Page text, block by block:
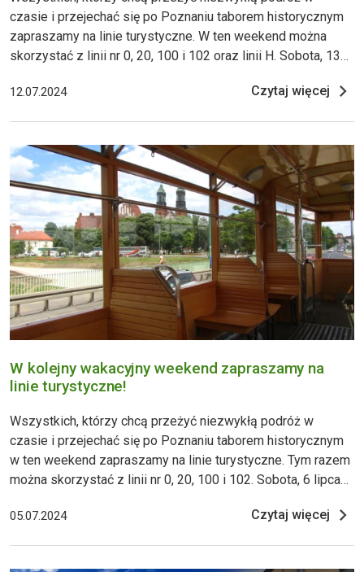
czasie i przejechać się po Poznaniu taborem historycznym
zapraszamy na linie turystyczne. W ten weekend można
skorzystać z linii nr 0, 20, 100 i 102 oraz linii H. Sobota, 13
obsługiwana tramwajem GT6. Do obsługi linii nr 100, którą
12.07.2024 Czytaj więcej
W kolejny wakacyjny weekend zapraszamy na
linie turystyczne!
Wszystkich, którzy chcą przeżyć niezwykłą podróż w
czasie i przejechać się po Poznaniu taborem historycznym
w ten weekend zapraszamy na linie turystyczne. Tym razem
można skorzystać z linii nr 0, 20, 100 i 102. Sobota, 6 lipca
tramwajem 102N. Do obsługi linii 100, którą można dojechać
05.07.2024 Czytaj więcej